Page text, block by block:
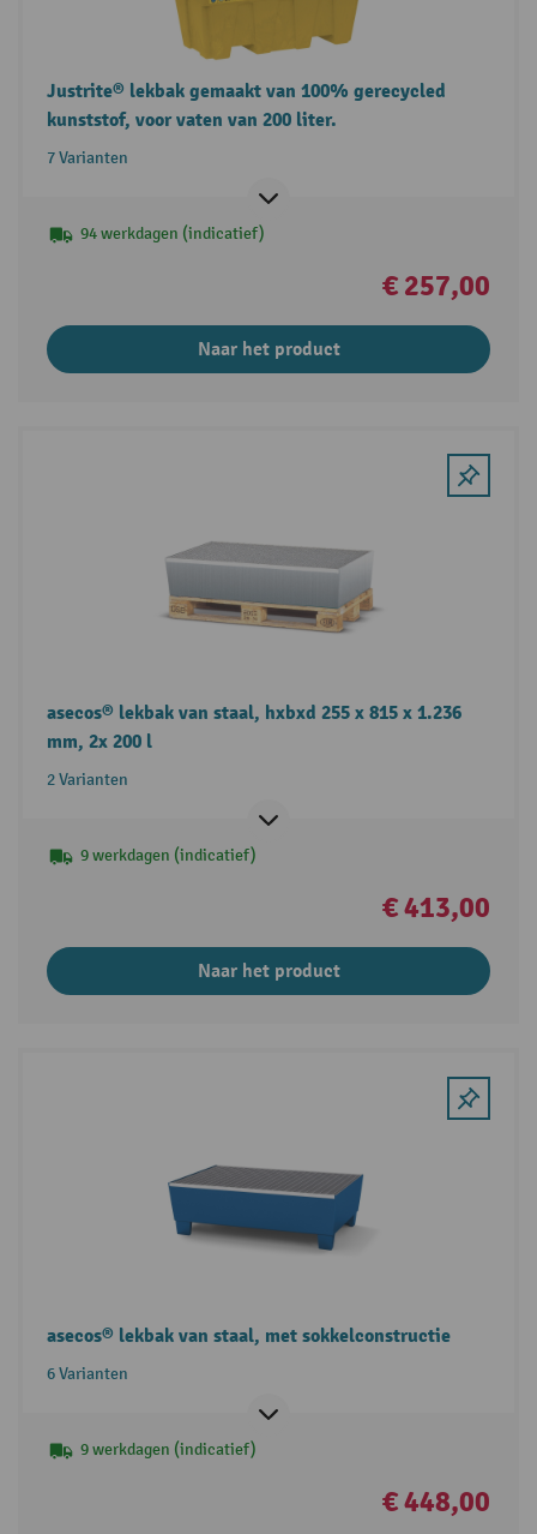
Justrite® lekbak gemaakt van 100% gerecycled
kunststof, voor vaten van 200 liter.
7 Varianten
94 werkdagen (indicatief)
€ 257,00
Naar het product
asecos® lekbak van staal, hxbxd 255 x 815 x 1.236
mm, 2x 200 l
2 Varianten
9 werkdagen (indicatief)
€ 413,00
Naar het product
asecos® lekbak van staal, met sokkelconstructie
6 Varianten
9 werkdagen (indicatief)
€ 448,00